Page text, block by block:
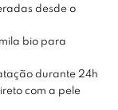
desde o
bio para
durante 24h
com a pele